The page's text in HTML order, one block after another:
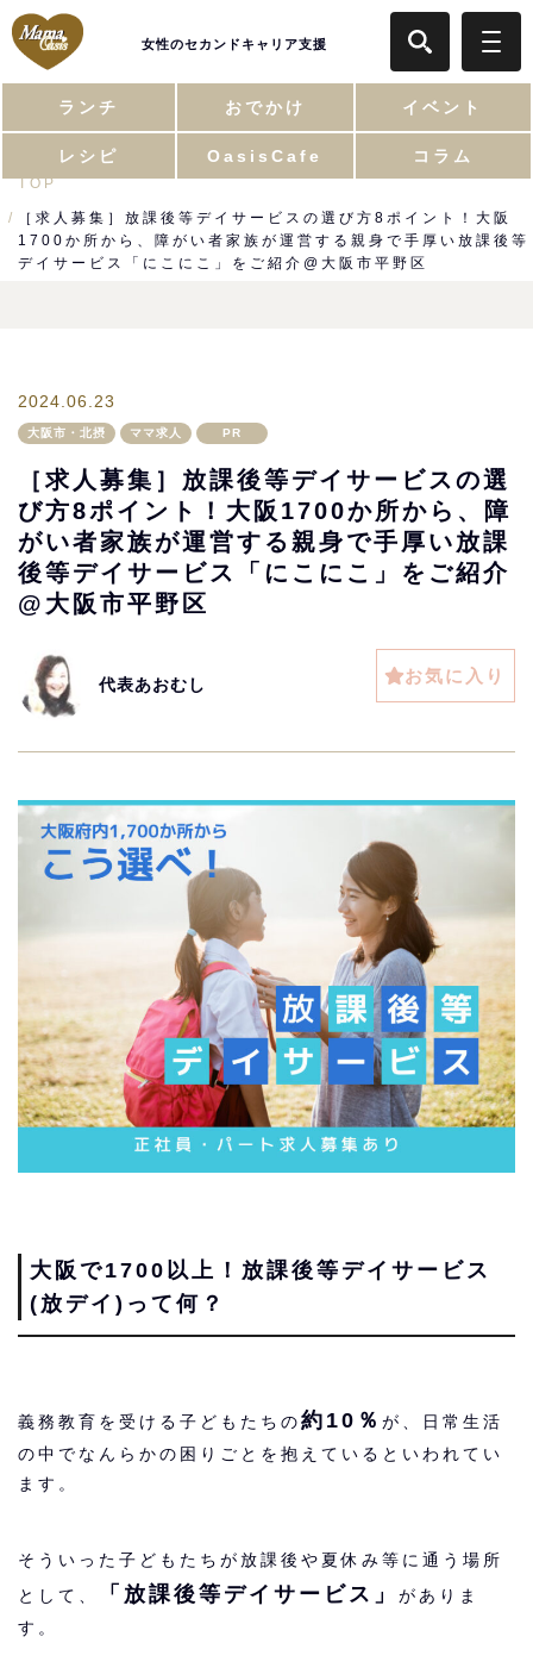
女性のセカンドキャリア支援
ランチ おでかけ イベント
レシピ OasisCafe コラム
TOP
［求人募集］放課後等デイサービスの選び方8ポイント！大阪
1700か所から、障がい者家族が運営する親身で手厚い放課後等
デイサービス「にこにこ」をご紹介@大阪市平野区
2024.06.23
大阪市・北摂 ママ求人 PR
［求人募集］放課後等デイサービスの選
び方8ポイント！大阪1700か所から、障
がい者家族が運営する親身で手厚い放課
後等デイサービス「にこにこ」をご紹介
@大阪市平野区
代表あおむし お気に入り
大阪で1700以上！放課後等デイサービス
(放デイ)って何？
義務教育を受ける子どもたちの約10％ が、日常生活
の中でなんらかの困りごとを抱えているといわれてい
ます。
そういった子どもたちが放課後や夏休み等に通う場所
として、
「放課後等デイサービス」
がありま
す。